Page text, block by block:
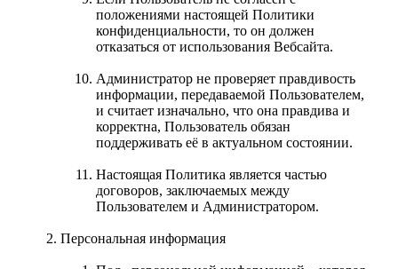
положениями настоящей Политики
конфиденциальности, то он должен
отказаться от использования Вебсайта.
Администратор не проверяет правдивость
информации, передаваемой Пользователем,
и считает изначально, что она правдива и
корректна, Пользователь обязан
поддерживать её в актуальном состоянии.
Настоящая Политика является частью
договоров, заключаемых между
Пользователем и Администратором.
Персональная информация